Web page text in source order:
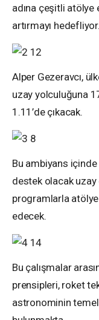
adına çeşitli
artırmayı hedefliyor.
Alper Gezeravcı,
uzay yolculuğuna
1.11’de çıkacak.
Bu ambiyans
destek olacak uzay
programlarla
edecek.
Bu çalışmalar
prensipleri, roket
astronominin temel